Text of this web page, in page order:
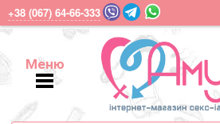
+38 (067) 64-66-333
Меню
Меню